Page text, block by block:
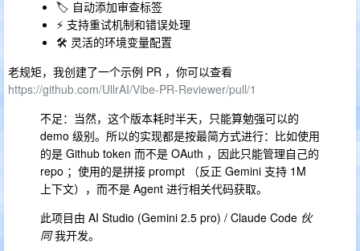
🏷️ 自动添加审查标签
⚡ 支持重试机制和错误处理
🛠️ 灵活的环境变量配置
老规矩，我创建了一个示例 PR ，你可以查看
https://github.com/UllrAI/Vibe-PR-Reviewer/pull/1
不足：当然，这个版本耗时半天，只能算勉强可以的
demo 级别。所以的实现都是按最简方式进行：比如使用
的是 Github token 而不是 OAuth ，因此只能管理自己的
repo ；使用的是拼接 prompt （反正 Gemini 支持 1M
上下文），而不是 Agent 进行相关代码获取。
此项目由 AI Studio (Gemini 2.5 pro) / Claude Code 伙
同我开发。